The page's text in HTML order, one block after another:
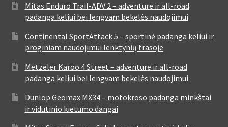
Mitas Enduro Trail-ADV 2 – adventure ir all-road
padanga keliui bei lengvam bekelės naudojimui
Continental SportAttack 5 – sportinė padanga keliui ir
proginiam naudojimui lenktynių trasoje
Metzeler Karoo 4 Street – adventure ir all-road
padanga keliui bei lengvam bekelės naudojimui
Dunlop Geomax MX34 – motokroso padanga minkštai
ir vidutinio kietumo dangai